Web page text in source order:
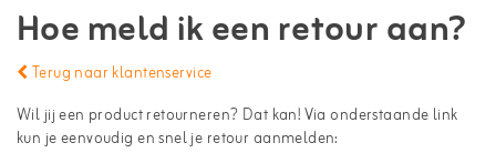
Hoe meld ik een retour aan?
Terug naar klantenservice
Wil jij een product retourneren? Dat kan! Via onderstaande link
kun je eenvoudig en snel je retour aanmelden: